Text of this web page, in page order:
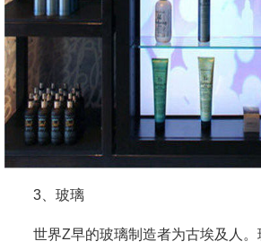
3、玻璃
世界Z早的玻璃制造者为古埃及人。